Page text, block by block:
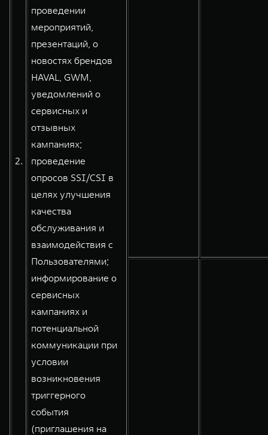
2.
проведении
мероприятий,
презентаций, о
новостях брендов
HAVAL, GWM,
уведомлений о
сервисных и
отзывных
кампаниях;
проведение
опросов SSI/CSI в
целях улучшения
качества
обслуживания и
взаимодействия с
Пользователями;
информирование о
сервисных
кампаниях и
потенциальной
коммуникации при
условии
возникновения
триггерного
события
(приглашения на